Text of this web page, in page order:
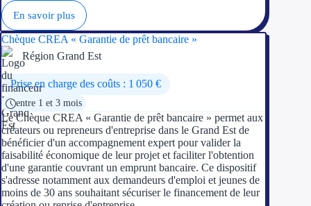
En savoir plus
Chèque CREA « Garantie de prêt bancaire »
Région Grand Est
Prise en charge des coûts : 1 050 €
entre 1 et 3 mois
Le Chèque CREA « Garantie de prêt bancaire » permet aux
créateurs ou repreneurs d'entreprise dans le Grand Est de
bénéficier d'un accompagnement expert pour valider la
faisabilité économique de leur projet et faciliter l'obtention
d'une garantie couvrant un emprunt bancaire. Ce dispositif
s'adresse notamment aux demandeurs d'emploi et jeunes de
moins de 30 ans souhaitant sécuriser le financement de leur